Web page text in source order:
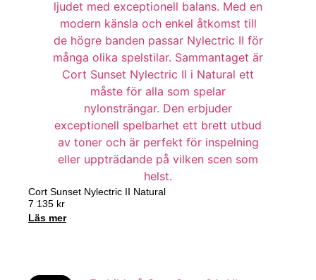
Cort Sunset Nylectric II Natural
7 135 kr
Läs mer